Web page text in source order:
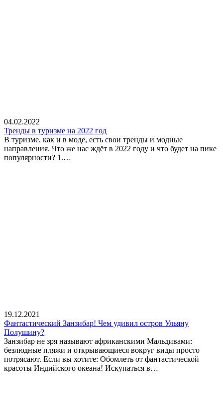
04.02.2022
Тренды в туризме на 2022 год
В туризме, как и в моде, есть свои тренды и модные
направления. Что же нас ждёт в 2022 году и что будет на пике
популярности? 1.…
19.12.2021
Фантастический Занзибар! Чем удивил остров Ульяну
Полушину?
Занзибар не зря называют африканскими Мальдивами:
безлюдные пляжи и открывающиеся вокруг виды просто
потрясают. Если вы хотите: Обомлеть от фантастической
красоты Индийского океана! Искупаться в…